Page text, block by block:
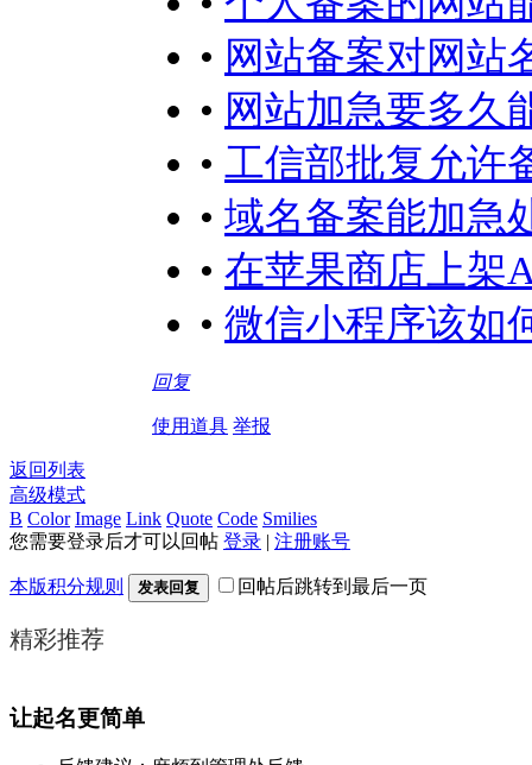
• 网站备案对网站
• 网站加急要多久
• 工信部批复允许
• 域名备案能加急
• 在苹果商店上架
• 微信小程序该如
回复
使用道具 举报
返回列表
高级模式
B Color Image Link Quote Code Smilies
您需要登录后才可以回帖 登录 | 注册账号
本版积分规则 发表回复 回帖后跳转到最后一页
精彩推荐
让起名更简单